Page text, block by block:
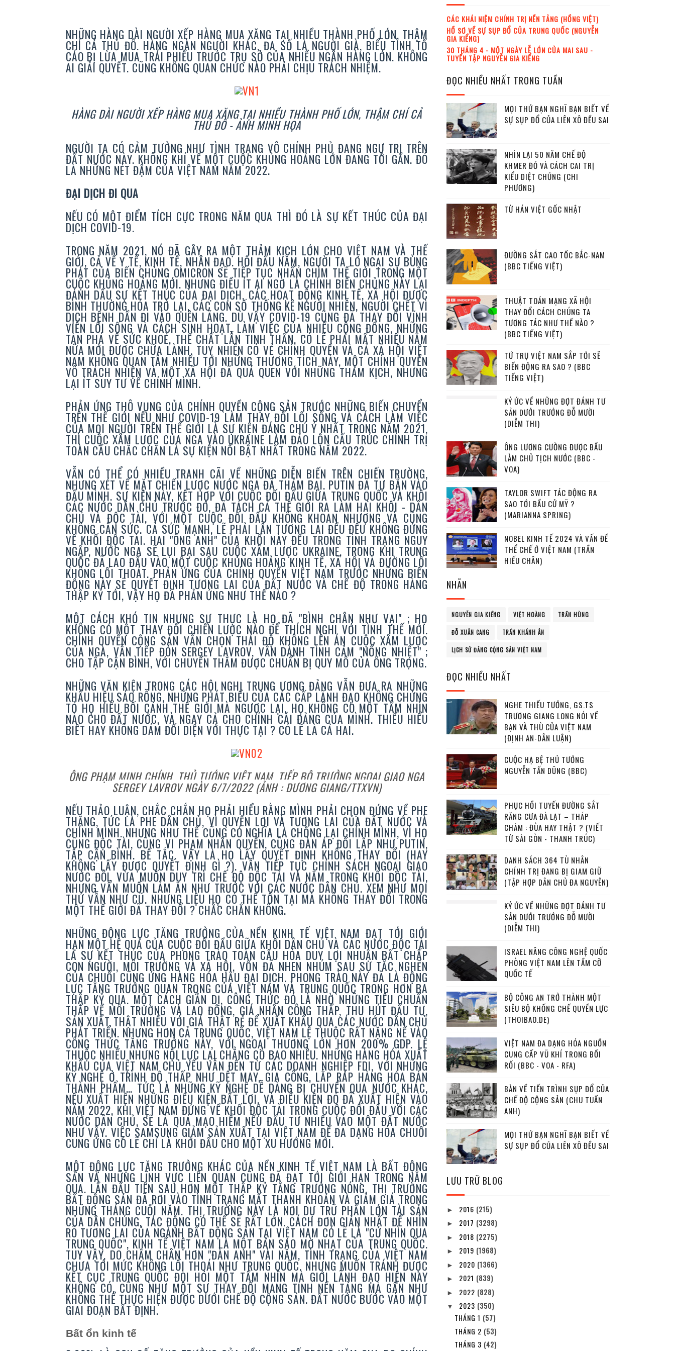
NHỮNG HÀNG DÀI NGƯỜI XẾP HÀNG MUA XĂNG TẠI NHIỀU THÀNH PHỐ LỚN, THẬM
CHÍ CẢ THỦ ĐÔ. HÀNG NGÀN NGƯỜI KHÁC, ĐA SỐ LÀ NGƯỜI GIÀ, BIỂU TÌNH TỐ
CÁO BỊ LỪA MUA TRÁI PHIẾU TRƯỚC TRỤ SỞ CỦA NHIỀU NGÂN HÀNG LỚN. KHÔNG
AI GIẢI QUYẾT. CŨNG KHÔNG QUAN CHỨC NÀO PHẢI CHỊU TRÁCH NHIỆM.
HÀNG DÀI NGƯỜI XẾP HÀNG MUA XĂNG TẠI NHIỀU THÀNH PHỐ LỚN, THẬM CHÍ CẢ
THỦ ĐÔ - ẢNH MINH HỌA
NGƯỜI TA CÓ CẢM TƯỞNG NHƯ TÌNH TRẠNG VÔ CHÍNH PHỦ ĐANG NGỰ TRỊ TRÊN
ĐẤT NƯỚC NÀY. KHÔNG KHÍ VỀ MỘT CUỘC KHỦNG HOẢNG LỚN ĐANG TỚI GẦN. ĐÓ
LÀ NHỮNG NÉT ĐẬM CỦA VIỆT NAM NĂM 2022.
ĐẠI DỊCH ĐI QUA
NẾU CÓ MỘT ĐIỂM TÍCH CỰC TRONG NĂM QUA THÌ ĐÓ LÀ SỰ KẾT THÚC CỦA ĐẠI
DỊCH COVID-19.
TRONG NĂM 2021, NÓ ĐÃ GÂY RA MỘT THẢM KỊCH LỚN CHO VIỆT NAM VÀ THẾ
GIỚI, CẢ VỀ Y TẾ, KINH TẾ, NHÂN ĐẠO. HỒI ĐẦU NĂM, NGƯỜI TA LO NGẠI SỰ BÙNG
PHÁT CỦA BIẾN CHỦNG OMICRON SẼ TIẾP TỤC NHẤN CHÌM THẾ GIỚI TRONG MỘT
CUỘC KHỦNG HOẢNG MỚI. NHƯNG ĐIỀU ÍT AI NGỜ LÀ CHÍNH BIẾN CHỦNG NÀY LẠI
ĐÁNH DẤU SỰ KẾT THÚC CỦA ĐẠI DỊCH. CÁC HOẠT ĐỘNG KINH TẾ, XÃ HỘI ĐƯỢC
BÌNH THƯỜNG HÓA TRỞ LẠI, CÁC CON SỐ THỐNG KÊ NGƯỜI NHIỄN, NGƯỜI CHẾT VÌ
DỊCH BỆNH DẦN ĐI VÀO QUÊN LÃNG. DÙ VẬY COVID-19 CŨNG ĐÃ THAY ĐỔI VĨNH
VIỄN LỐI SỐNG VÀ CÁCH SINH HOẠT, LÀM VIỆC CỦA NHIỀU CỘNG ĐỒNG, NHỮNG
TÀN PHÁ VỀ SỨC KHOẺ, THỂ CHẤT LẪN TINH THẦN, CÓ LẼ PHẢI MẤT NHIỀU NĂM
NỮA MỚI ĐƯỢC CHỮA LÀNH. TUY NHIÊN CÓ VẺ CHÍNH QUYỀN VÀ CẢ XÃ HỘI VIỆT
NAM KHÔNG QUAN TÂM NHIỀU TỚI NHỮNG THƯƠNG TÍCH NÀY, MỘT CHÍNH QUYỀN
VÔ TRÁCH NHIỆN VÀ MỘT XÃ HỘI ĐÃ QUÁ QUEN VỚI NHỮNG THẢM KỊCH, NHƯNG
LẠI ÍT SUY TƯ VỀ CHÍNH MÌNH.
PHẢN ỨNG THÔ VỤNG CỦA CHÍNH QUYỀN CỘNG SẢN TRƯỚC NHỮNG BIẾN CHUYỂN
TRÊN THẾ GIỚI NẾU NHƯ COVID-19 LÀM THAY ĐỔI LỐI SỐNG VÀ CÁCH LÀM VIỆC
CỦA MỌI NGƯỜI TRÊN THẾ GIỚI LÀ SỰ KIỆN ĐÁNG CHÚ Ý NHẤT TRONG NĂM 2021,
THÌ CUỘC XÂM LƯỢC CỦA NGA VÀO UKRAINE LÀM ĐẢO LỘN CẤU TRÚC CHÍNH TRỊ
TOÀN CẦU CHẮC CHẮN LÀ SỰ KIỆN NỔI BẬT NHẤT TRONG NĂM 2022.
VẪN CÓ THỂ CÓ NHIỀU TRANH CÃI VỀ NHỮNG DIỄN BIẾN TRÊN CHIẾN TRƯỜNG,
NHƯNG XÉT VỀ MẶT CHIẾN LƯỢC NƯỚC NGA ĐÃ THẢM BẠI. PUTIN ĐÃ TỰ BẮN VÀO
ĐẦU MÌNH. SỰ KIỆN NÀY, KẾT HỢP VỚI CUỘC ĐỐI ĐẦU GIỮA TRUNG QUỐC VÀ KHỐI
CÁC NƯỚC DÂN CHỦ TRƯỚC ĐÓ, ĐÃ TÁCH CẢ THẾ GIỚI RA LÀM HAI KHỐI - DÂN
CHỦ VÀ ĐỘC TÀI, VỚI MỘT CUỘC ĐỐI ĐẦU KHÔNG KHOAN NHƯỢNG VÀ CŨNG
KHÔNG CÂN SỨC. CẢ SỨC MẠNH, LẼ PHẢI LẪN TƯƠNG LAI ĐỀU ĐỀU KHÔNG ĐỨNG
VỀ KHỐI ĐỘC TÀI. HAI "ÔNG ANH" CỦA KHỐI NÀY ĐỀU TRONG TÌNH TRẠNG NGUY
NGẬP, NƯỚC NGA SẼ LỤI BẠI SAU CUỘC XÂM LƯỢC UKRAINE, TRONG KHI TRUNG
QUỐC ĐÃ LAO ĐẦU VÀO MỘT CUỘC KHỦNG HOẢNG KINH TẾ, XÃ HỘI VÀ ĐƯỜNG LỐI
KHÔNG LỐI THOÁT. PHẢN ỨNG CỦA CHÍNH QUYỀN VIỆT NAM TRƯỚC NHỮNG BIẾN
ĐỘNG NÀY SẼ QUYẾT ĐỊNH TƯƠNG LAI CỦA ĐẤT NƯỚC VÀ CHẾ ĐỘ TRONG HÀNG
THẬP KỶ TỚI, VẬY HỌ ĐÃ PHẢN ỨNG NHƯ THẾ NÀO ?
MỘT CÁCH KHÓ TIN NHƯNG SỰ THỰC LÀ HỌ ĐÃ "BÌNH CHÂN NHƯ VẠI" ; HỌ
KHÔNG CÓ MỘT THAY ĐỔI CHIẾN LƯỢC NÀO ĐỂ THÍCH NGHI VỚI TÌNH THẾ MỚI.
CHÍNH QUYỀN CỘNG SẢN VẪN CHỌN THÁI ĐỘ KHÔNG LÊN ÁN CUỘC XÂM LƯỢC
CỦA NGA, VẪN TIẾP ĐÓN SERGEY LAVROV, VẪN DÀNH TÌNH CẢM "NỒNG NHIỆT" ;
CHO TẬP CẬN BÌNH, VỚI CHUYẾN THĂM ĐƯỢC CHUẨN BỊ QUY MÔ CỦA ÔNG TRỌNG.
NHỮNG VĂN KIỆN TRONG CÁC HỘI NGHỊ TRUNG ƯƠNG ĐẢNG VẪN ĐƯA RA NHỮNG
KHẨU HIỆU SÁO RỖNG, NHỮNG PHÁT BIỂU CỦA CÁC CẤP LÃNH ĐẠO KHÔNG CHỨNG
TỎ HỌ HIỂU BỐI CẢNH THẾ GIỚI MÀ NGƯỢC LẠI, HỌ KHÔNG CÓ MỘT TẦM NHÌN
NÀO CHO ĐẤT NƯỚC, VÀ NGAY CẢ CHO CHÍNH CÁI ĐẢNG CỦA MÌNH. THIẾU HIỂU
BIẾT HAY KHÔNG DÁM ĐỐI DIỆN VỚI THỰC TẠI ? CÓ LẼ LÀ CẢ HAI.
ÔNG PHẠM MINH CHÍNH, THỦ TƯỚNG VIỆT NAM, TIẾP BỘ TRƯỞNG NGOẠI GIAO NGA
SERGEY LAVROV NGÀY 6/7/2022 (ẢNH : DƯƠNG GIANG/TTXVN)
NẾU THẢO LUẬN, CHẮC CHẮN HỌ PHẢI HIỂU RẰNG MÌNH PHẢI CHỌN ĐỨNG VỀ PHE
THẮNG, TỨC LÀ PHE DÂN CHỦ, VÌ QUYỀN LỢI VÀ TƯƠNG LAI CỦA ĐẤT NƯỚC VÀ
CHÍNH MÌNH. NHƯNG NHƯ THẾ CŨNG CÓ NGHĨA LÀ CHỐNG LẠI CHÍNH MÌNH, VÌ HỌ
CŨNG ĐỘC TÀI, CŨNG VI PHẠM NHÂN QUYỀN, CŨNG ĐÀN ÁP ĐỐI LẬP NHƯ PUTIN,
TẬP CẬN BÌNH. BẾ TẮC. VẬY LÀ HỌ LẤY QUYẾT ĐỊNH KHÔNG THAY ĐỔI (HAY
KHÔNG LẤY ĐƯỢC QUYẾT ĐỊNH GÌ ?). VẪN TIẾP TỤC CHÍNH SÁCH NGOẠI GIAO
NƯỚC ĐÔI, VỪA MUỐN DUY TRÌ CHẾ ĐỘ ĐỘC TÀI VÀ NẰM TRONG KHỐI ĐỘC TÀI,
NHƯNG VẪN MUỐN LÀM ĂN NHƯ TRƯỚC VỚI CÁC NƯỚC DÂN CHỦ. XEM NHƯ MỌI
THỨ VẪN NHƯ CŨ. NHƯNG LIỆU HỌ CÓ THỂ TỒN TẠI MÀ KHÔNG THAY ĐỔI TRONG
MỘT THẾ GIỚI ĐÃ THAY ĐỔI ? CHẮC CHẮN KHÔNG.
NHỮNG ĐỘNG LỰC TĂNG TRƯỞNG CỦA NỀN KINH TẾ VIỆT NAM ĐẠT TỚI GIỚI
HẠN MỘT HỆ QUẢ CỦA CUỘC ĐỐI ĐẦU GIỮA KHỐI DÂN CHỦ VÀ CÁC NƯỚC ĐỘC TÀI
LÀ SỰ KẾT THÚC CỦA PHONG TRÀO TOÀN CẦU HÓA DUY LỢI NHUẬN BẤT CHẤP
CON NGƯỜI, MÔI TRƯỜNG VÀ XÃ HỘI, VỐN ĐÃ NHEN NHÚM SAU SỰ TẮC NGHẼN
CỦA CHUỐI CŨNG ỨNG HÀNG HÓA HẬU ĐẠI DỊCH. PHONG TRÀO NÀY ĐÃ LÀ ĐỘNG
LỰC TĂNG TRƯỞNG QUAN TRỌNG CỦA VIỆT NAM VÀ TRUNG QUỐC TRONG HƠN BA
THẬP KỶ QUA. MỘT CÁCH GIẢN DỊ, CÔNG THỨC ĐÓ LÀ NHỜ NHỮNG TIÊU CHUẨN
THẤP VỀ MÔI TRƯỜNG VÀ LAO ĐỘNG, GIÁ NHÂN CÔNG THẤP, THU HÚT ĐẦU TƯ,
SẢN XUẤT THẬT NHIỀU VỚI GIÁ THẬT RẺ ĐỂ XUẤT KHẨU QUA CÁC NƯỚC DÂN CHỦ
PHÁT TRIỂN. NHƯNG HƠN CẢ TRUNG QUỐC, VIỆT NAM LỆ THUỘC RẤT NẶNG NỀ VÀO
CÔNG THỨC TĂNG TRƯỞNG NÀY, VỚI NGOẠI THƯƠNG LỚN HƠN 200% GDP. LỆ
THUỘC NHIỀU NHƯNG NỘI LỰC LẠI CHẲNG CÓ BAO NHIÊU. NHỮNG HÀNG HÓA XUẤT
KHẨU CỦA VIỆT NAM CHỦ YẾU VẪN ĐẾN TỪ CÁC DOANH NGHIỆP FDI, VỚI NHỮNG
KỸ NGHỆ Ở TRÌNH ĐỘ THẤP NHƯ DỆT MAY, GIA CÔNG, LẮP RÁP HÀNG HÓA BÁN
THÀNH PHẨM… TỨC LÀ NHỮNG KỸ NGHỆ DỄ DÀNG BỊ CHUYỂN QUA NƯỚC KHÁC,
NẾU XUẤT HIỆN NHỮNG ĐIỀU KIỆN BẤT LỢI. VÀ ĐIỀU KIỆN ĐÓ ĐÃ XUẤT HIỆN VÀO
NĂM 2022, KHI VIỆT NAM ĐỨNG VỀ KHỐI ĐỘC TÀI TRONG CUỘC ĐỐI ĐẦU VỚI CÁC
NƯỚC DÂN CHỦ, SẼ LÀ QUÁ MẠO HIỂM NẾU ĐẦU TƯ NHIỀU VÀO MỘT ĐẤT NƯỚC
NHƯ VẬY. VIỆC SAMSUNG GIẢM SẢN XUẤT TẠI VIỆT NAM ĐỂ ĐA DẠNG HÓA CHUỐI
CUNG ỨNG CÓ LẼ CHỈ LÀ KHỞI ĐẦU CHO MỘT XU HƯỚNG MỚI.
MỘT ĐỘNG LỰC TĂNG TRƯỞNG KHÁC CỦA NỀN KINH TẾ VIỆT NAM LÀ BẤT ĐỘNG
SẢN VÀ NHỮNG LĨNH VỰC LIÊN QUAN CŨNG ĐÃ ĐẠT TỚI GIỚI HẠN TRONG NĂM
QUA. LẦN ĐẦU TIÊN SAU HƠN MỘT THẬP KỶ TĂNG TRƯỞNG NÓNG, THỊ TRƯỜNG
BẤT ĐỘNG SẢN ĐÃ RƠI VÀO TÌNH TRẠNG MẤT THANH KHOẢN VÀ GIẢM GIÁ TRONG
NHỮNG THÁNG CUỐI NĂM. THỊ TRƯỜNG NÀY LÀ NƠI DỰ TRỮ PHẦN LỚN TÀI SẢN
CỦA DÂN CHÚNG, TÁC ĐỘNG CÓ THỂ SẼ RẤT LỚN. CÁCH ĐƠN GIẢN NHẤT ĐỂ NHÌN
RÕ TƯƠNG LAI CỦA NGÀNH BẤT ĐỘNG SẢN TẠI VIỆT NAM CÓ LẼ LÀ "CỨ NHÌN QUA
TRUNG QUỐC", KINH TẾ VIỆT NAM LÀ MỘT BẢN SAO MỜ NHẠT CỦA TRUNG QUỐC.
TUY VẬY, DO CHẬM CHÂN HƠN "ĐÀN ANH" VÀI NĂM, TÌNH TRẠNG CỦA VIỆT NAM
CHƯA TỚI MỨC KHÔNG LỐI THOÁI NHƯ TRUNG QUỐC. NHƯNG MUỐN TRÁNH ĐƯỢC
KẾT CỤC TRUNG QUỐC ĐÒI HỎI MỘT TẦM NHÌN MÀ GIỚI LÃNH ĐẠO HIỆN NAY
KHÔNG CÓ, CŨNG NHƯ MỘT SỰ THAY ĐỔI MANG TÍNH NỀN TẢNG MÀ GẦN NHƯ
KHÔNG THỂ THỰC HIỆN ĐƯỢC DƯỚI CHẾ ĐỘ CỘNG SẢN. ĐẤT NƯỚC BƯỚC VÀO MỘT
GIAI ĐOẠN BẤT ĐỊNH.
Bất ổn kinh tế
CÁC KHÁI NIỆM CHÍNH TRỊ NỀN TẢNG (HỒNG VIỆT)
HỒ SƠ VỀ SỰ SỤP ĐỔ CỦA TRUNG QUỐC (NGUYỄN
GIA KIỂNG)
30 THÁNG 4 - MỘT NGÀY LỄ LỚN CỦA MAI SAU -
TUYỂN TẬP NGUYỄN GIA KIỂNG
ĐỌC NHIỀU NHẤT TRONG TUẦN
MỌI THỨ BẠN NGHĨ BẠN BIẾT VỀ
SỰ SỤP ĐỔ CỦA LIÊN XÔ ĐỀU SAI
NHÌN LẠI 50 NĂM CHẾ ĐỘ
KHMER ĐỎ VÀ CÁCH CAI TRỊ
KIỂU DIỆT CHỦNG (CHI
PHƯƠNG)
TỪ HÁN VIỆT GỐC NHẬT
ĐƯỜNG SẮT CAO TỐC BẮC-NAM
(BBC TIẾNG VIỆT)
THUẬT TOÁN MẠNG XÃ HỘI
THAY ĐỔI CÁCH CHÚNG TA
TƯƠNG TÁC NHƯ THẾ NÀO ?
(BBC TIẾNG VIỆT)
TỨ TRỤ VIỆT NAM SẮP TỚI SẼ
BIẾN ĐỘNG RA SAO ? (BBC
TIẾNG VIỆT)
KÝ ỨC VỀ NHỮNG ĐỢT ĐÁNH TƯ
SẢN DƯỚI TRƯỚNG ĐỖ MƯỜI
(DIỄM THI)
ÔNG LƯƠNG CƯỜNG ĐƯỢC BẦU
LÀM CHỦ TỊCH NƯỚC (BBC -
VOA)
TAYLOR SWIFT TÁC ĐỘNG RA
SAO TỚI BẦU CỬ MỸ ?
(MARIANNA SPRING)
NOBEL KINH TẾ 2024 VÀ VẤN ĐỀ
THỂ CHẾ Ở VIỆT NAM (TRẦN
HIẾU CHÂN)
NHÃN
NGUYỄN GIA KIỂNG VIỆT HOÀNG TRẦN HÙNG
ĐỖ XUÂN CANG TRẦN KHÁNH ÂN
LỊCH SỬ ĐẢNG CỘNG SẢN VIỆT NAM
ĐỌC NHIỀU NHẤT
NGHE THIẾU TƯỚNG, GS.TS
TRƯƠNG GIANG LONG NÓI VỀ
BẠN VÀ THÙ CỦA VIỆT NAM
(ĐỊNH AN-DÂN LUẬN)
CUỘC HẠ BỆ THỦ TƯỚNG
NGUYỄN TẤN DŨNG (BBC)
PHỤC HỒI TUYẾN ĐƯỜNG SẮT
RĂNG CƯA ĐÀ LẠT – THÁP
CHÀM : ĐÙA HAY THẬT ? (VIẾT
TỪ SÀI GÒN - THANH TRÚC)
DANH SÁCH 364 TÙ NHÂN
CHÍNH TRỊ ĐANG BỊ GIAM GIỮ
(TẬP HỢP DÂN CHỦ ĐA NGUYÊN)
KÝ ỨC VỀ NHỮNG ĐỢT ĐÁNH TƯ
SẢN DƯỚI TRƯỚNG ĐỖ MƯỜI
(DIỄM THI)
ISRAEL NÂNG CÔNG NGHỆ QUỐC
PHÒNG VIỆT NAM LÊN TẦM CỠ
QUỐC TẾ
BỘ CÔNG AN TRỞ THÀNH MỘT
SIÊU BỘ KHỐNG CHẾ QUYỀN LỰC
(THOIBAO.DE)
VIỆT NAM ĐA DẠNG HÓA NGUỒN
CUNG CẤP VŨ KHÍ TRONG BỐI
RỐI (BBC - VOA - RFA)
BÀN VỀ TIẾN TRÌNH SỤP ĐỔ CỦA
CHẾ ĐỘ CỘNG SẢN (CHU TUẤN
ANH)
MỌI THỨ BẠN NGHĨ BẠN BIẾT VỀ
SỰ SỤP ĐỔ CỦA LIÊN XÔ ĐỀU SAI
LƯU TRỮ BLOG
► 2016 (215)
► 2017 (3298)
► 2018 (2275)
► 2019 (1968)
► 2020 (1366)
► 2021 (839)
► 2022 (828)
▼ 2023 (350)
THÁNG 1 (57)
THÁNG 2 (53)
THÁNG 3 (42)